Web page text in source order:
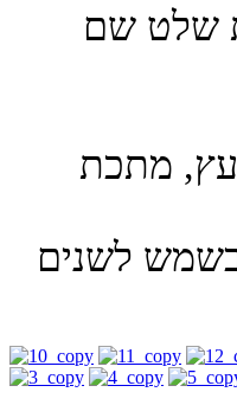
שלט שם
עץ, מתכת
לשנים